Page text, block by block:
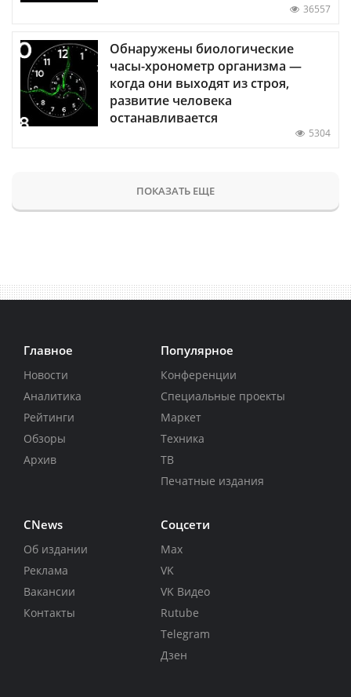
36557
Обнаружены биологические
часы-хронометр организма —
когда они выходят из строя,
развитие человека
останавливается
5304
ПОКАЗАТЬ ЕЩЕ
Главное
Новости
Аналитика
Рейтинги
Обзоры
Архив
Популярное
Конференции
Специальные проекты
Маркет
Техника
ТВ
Печатные издания
CNews
Об издании
Реклама
Вакансии
Контакты
Соцсети
Max
VK
VK Видео
Rutube
Telegram
Дзен